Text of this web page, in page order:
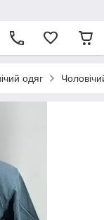
одяг